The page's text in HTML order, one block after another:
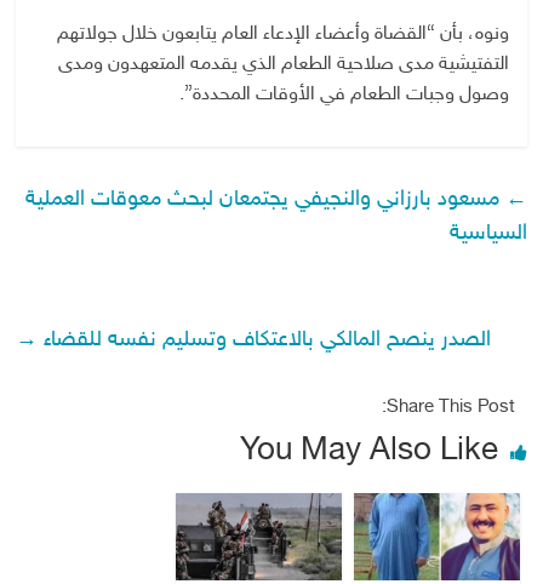
ونوه، بأن “القضاة وأعضاء الإدعاء العام يتابعون خلال جولاتهم
التفتيشية مدى صلاحية الطعام الذي يقدمه المتعهدون ومدى
وصول وجبات الطعام في الأوقات المحددة”.
← مسعود بارزاني والنجيفي يجتمعان لبحث معوقات العملية
السياسية
الصدر ينصح المالكي بالاعتكاف وتسليم نفسه للقضاء →
Share This Post:
You May Also Like